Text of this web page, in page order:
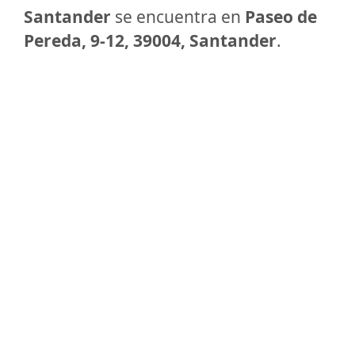
Santander se encuentra en Paseo de
Pereda, 9-12, 39004, Santander.